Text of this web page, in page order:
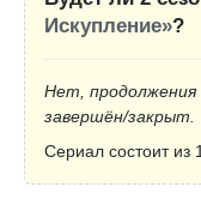
Искупление»?
Нет,
завершён/закрыт.
Сериал состоит из